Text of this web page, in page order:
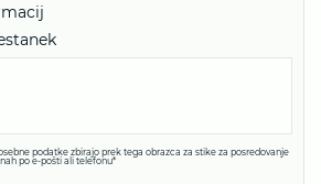
podatke zbirajo prek tega obrazca za stike za posredovanje
po e-pošti ali telefonu*